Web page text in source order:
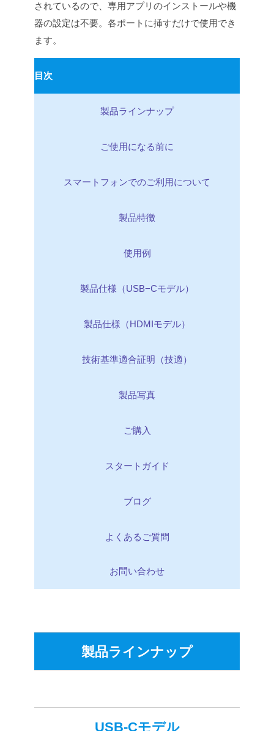
されているので、専用アプリのインストールや機
器の設定は不要。各ポートに挿すだけで使用でき
ます。
目次
製品ラインナップ
ご使用になる前に
スマートフォンでのご利用について
製品特徴
使用例
製品仕様（USB−Cモデル）
製品仕様（HDMIモデル）
技術基準適合証明（技適）
製品写真
ご購入
スタートガイド
ブログ
よくあるご質問
お問い合わせ
製品ラインナップ
USB-Cモデル